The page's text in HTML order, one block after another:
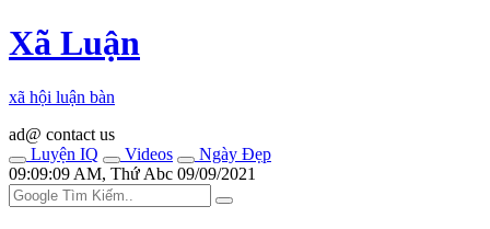
Xã Luận
xã hội luận bàn
ad@ contact us
Luyện IQ
Videos
Ngày Đẹp
09:09:09 AM, Thứ Abc 09/09/2021